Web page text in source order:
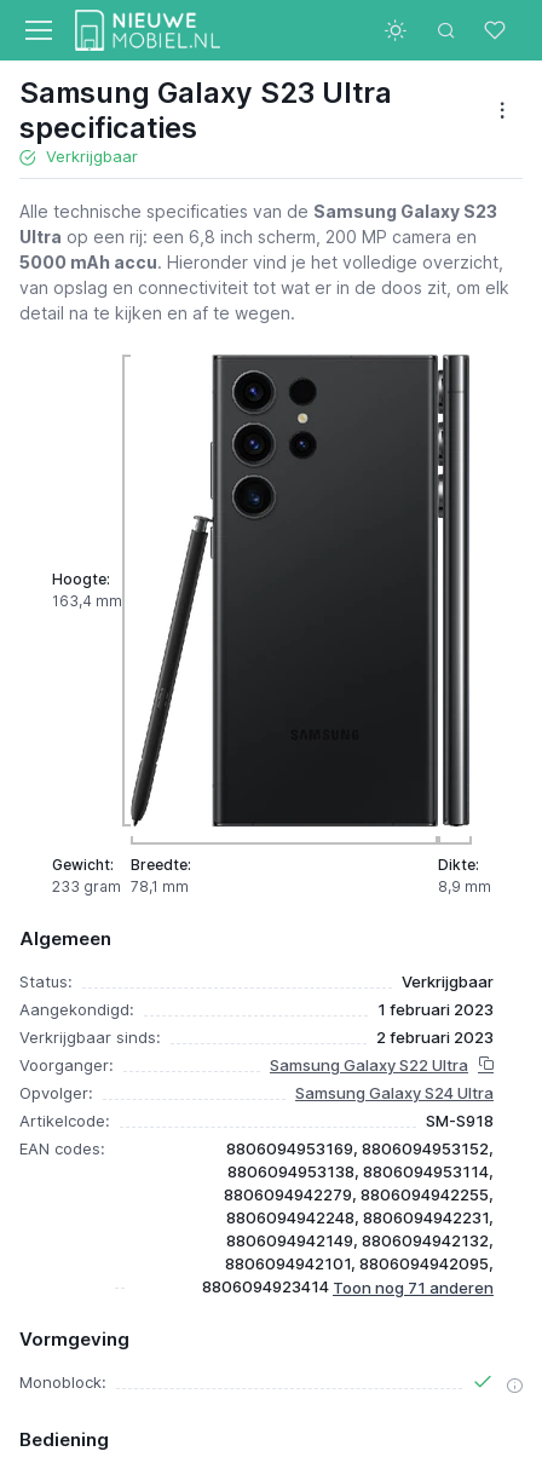
Samsung Galaxy S23 Ultra
specificaties
Verkrijgbaar
Alle technische specificaties van de Samsung Galaxy S23
Ultra op een rij: een 6,8 inch scherm, 200 MP camera en
5000 mAh accu. Hieronder vind je het volledige overzicht,
van opslag en connectiviteit tot wat er in de doos zit, om elk
detail na te kijken en af te wegen.
Hoogte:
163,4 mm
Gewicht:
233 gram
Breedte:
78,1 mm
Dikte:
8,9 mm
Algemeen
Status:
Verkrijgbaar
Aangekondigd:
1 februari 2023
Verkrijgbaar sinds:
2 februari 2023
Voorganger:
Samsung Galaxy S22 Ultra
Opvolger:
Samsung Galaxy S24 Ultra
Artikelcode:
SM-S918
EAN codes:
8806094953169, 8806094953152,
8806094953138, 8806094953114,
8806094942279, 8806094942255,
8806094942248, 8806094942231,
8806094942149, 8806094942132,
8806094942101, 8806094942095,
8806094923414
Vormgeving
Monoblock:
Bediening